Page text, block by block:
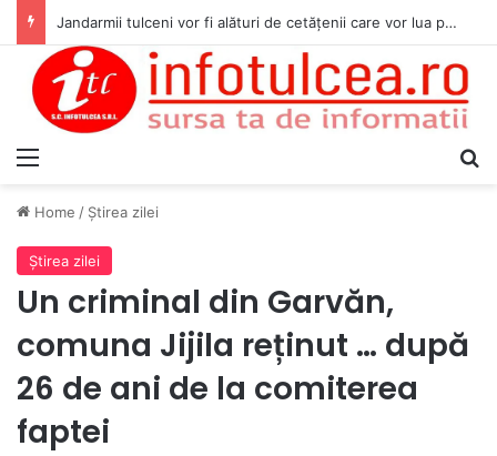
Jandarmii tulceni vor fi alături de cetățenii care vor lua parte la Festivalul Folk Țestos
Home / Ştirea zilei
Ştirea zilei
Un criminal din Garvăn,
comuna Jijila reținut … după
26 de ani de la comiterea
faptei